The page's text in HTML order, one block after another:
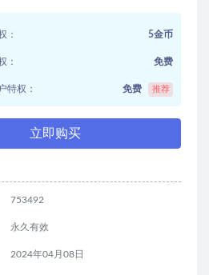
： 5金币
： 免费
特权： 免费 推荐
立即购买
753492
永久有效
2024年04月08日